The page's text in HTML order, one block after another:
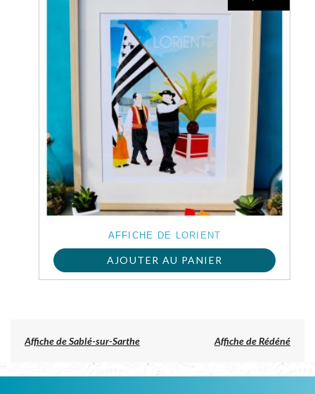
options
peuvent
être
choisies
page
AFFICHE DE LORIENT
AJOUTER AU PANIER
NAVIGATION
Previous
Affiche de Sablé-sur-Sarthe Affiche de Rédéné